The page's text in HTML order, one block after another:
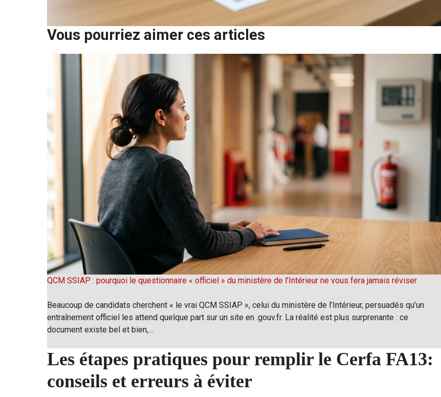
Vous pourriez aimer ces articles
QCM SSIAP : pourquoi le questionnaire « officiel » du ministère de l’Intérieur ne vous fera jamais réviser
Beaucoup de candidats cherchent « le vrai QCM SSIAP », celui du ministère de l’Intérieur, persuadés qu’un
entraînement officiel les attend quelque part sur un site en .gouv.fr. La réalité est plus surprenante : ce
document existe bel et bien,…
Les étapes pratiques pour remplir le Cerfa FA13:
conseils et erreurs à éviter